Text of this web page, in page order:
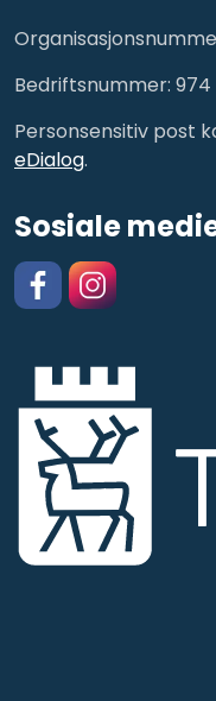
Bedriftsnummer: 974
Personsensitiv post
eDialog.
Sosiale